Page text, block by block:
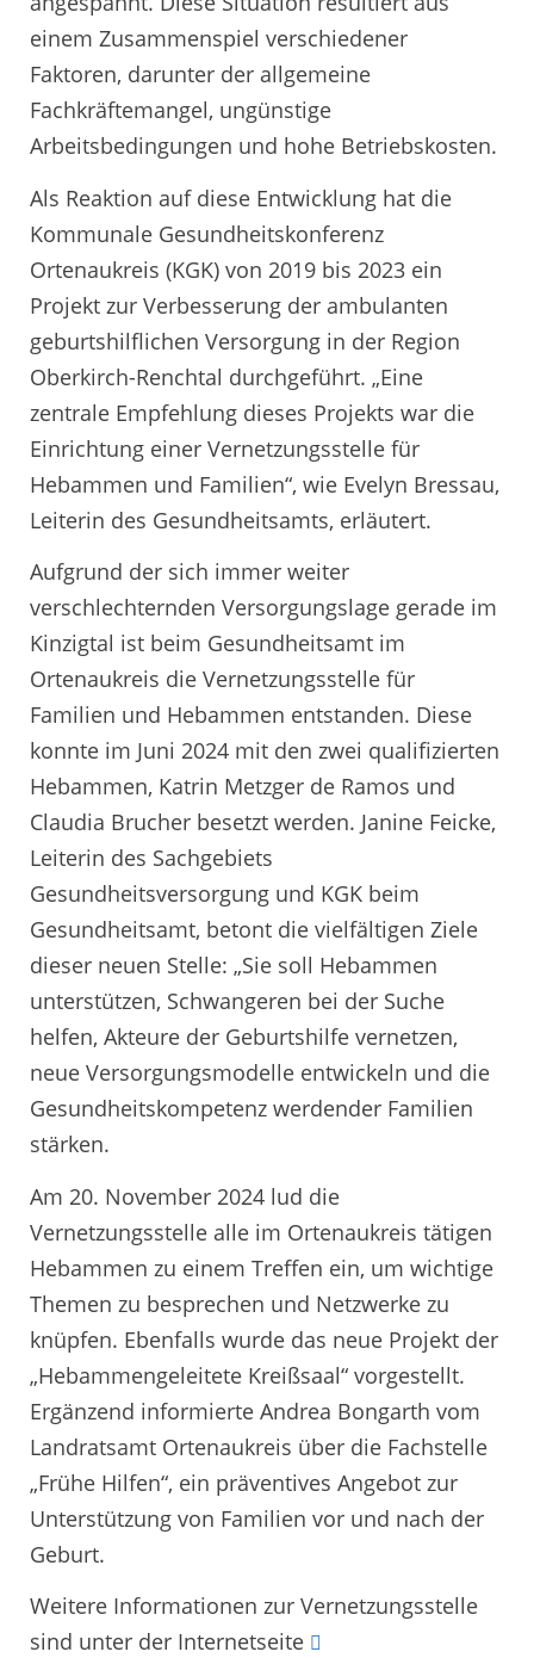
einem Zusammenspiel verschiedener
Faktoren, darunter der allgemeine
Fachkräftemangel, ungünstige
Arbeitsbedingungen und hohe Betriebskosten.
Als Reaktion auf diese Entwicklung hat die
Kommunale Gesundheitskonferenz
Ortenaukreis (KGK) von 2019 bis 2023 ein
Projekt zur Verbesserung der ambulanten
geburtshilflichen Versorgung in der Region
Oberkirch-Renchtal durchgeführt. „Eine
zentrale Empfehlung dieses Projekts war die
Einrichtung einer Vernetzungsstelle für
Hebammen und Familien“, wie Evelyn Bressau,
Leiterin des Gesundheitsamts, erläutert.
Aufgrund der sich immer weiter
verschlechternden Versorgungslage gerade im
Kinzigtal ist beim Gesundheitsamt im
Ortenaukreis die Vernetzungsstelle für
Familien und Hebammen entstanden. Diese
konnte im Juni 2024 mit den zwei qualifizierten
Hebammen, Katrin Metzger de Ramos und
Claudia Brucher besetzt werden. Janine Feicke,
Leiterin des Sachgebiets
Gesundheitsversorgung und KGK beim
Gesundheitsamt, betont die vielfältigen Ziele
dieser neuen Stelle: „Sie soll Hebammen
unterstützen, Schwangeren bei der Suche
helfen, Akteure der Geburtshilfe vernetzen,
neue Versorgungsmodelle entwickeln und die
Gesundheitskompetenz werdender Familien
stärken.
Am 20. November 2024 lud die
Vernetzungsstelle alle im Ortenaukreis tätigen
Hebammen zu einem Treffen ein, um wichtige
Themen zu besprechen und Netzwerke zu
knüpfen. Ebenfalls wurde das neue Projekt der
„Hebammengeleitete Kreißsaal“ vorgestellt.
Ergänzend informierte Andrea Bongarth vom
Landratsamt Ortenaukreis über die Fachstelle
„Frühe Hilfen“, ein präventives Angebot zur
Unterstützung von Familien vor und nach der
Geburt.
Weitere Informationen zur Vernetzungsstelle
sind unter der Internetseite